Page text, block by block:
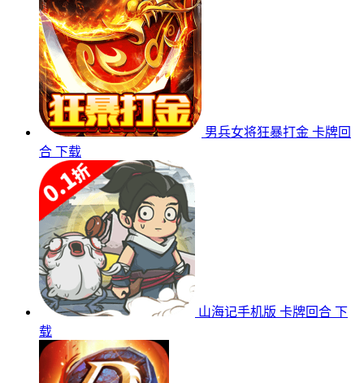
男兵女将狂暴打金 卡牌回
合 下载
山海记手机版 卡牌回合 下
载